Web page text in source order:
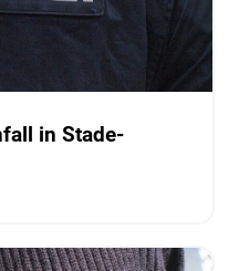
in Stade-